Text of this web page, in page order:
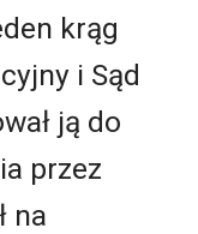
krąg
i Sąd
ją do
przez
na